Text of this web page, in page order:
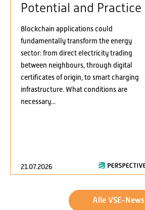
Potential and Practice
Blockchain applications could
fundamentally transform the energy
sector: from direct electricity trading
between neighbours, through digital
certificates of origin, to smart charging
infrastructure. What conditions are
necessary...
21.07.2026
Alle VSE-News